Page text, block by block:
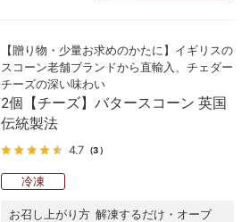
【贈り物・少量お求めのかたに】イギリスの
スコーン老舗ブランドから直輸入、チェダー
チーズの深い味わい
2個【チーズ】バタースコーン 英国
伝統製法
4.7 （3）
冷凍
お召し上がり方 解凍するだけ・オーブ